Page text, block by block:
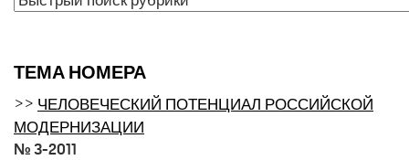
ТЕМА НОМЕРА
>> ЧЕЛОВЕЧЕСКИЙ ПОТЕНЦИАЛ РОССИЙСКОЙ
МОДЕРНИЗАЦИИ
№ 3-2011